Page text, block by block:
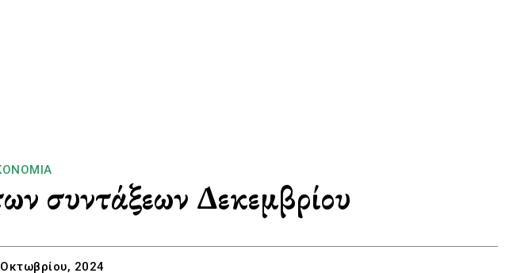
συντάξεων Δεκεμβρίου
2024